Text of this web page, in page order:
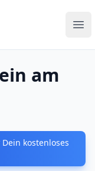
am
kostenloses